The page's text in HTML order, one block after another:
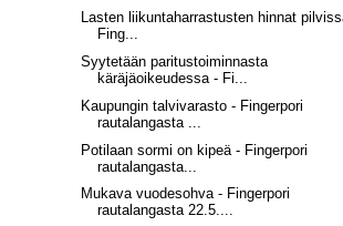
Lasten liikuntaharrastusten hinnat
Fing...
Syytetään paritustoiminnasta
käräjäoikeudessa - Fi...
Kaupungin talvivarasto - Fingerpori
rautalangasta ...
Potilaan sormi on kipeä - Fingerpori
rautalangasta...
Mukava vuodesohva - Fingerpori
rautalangasta 22.5....